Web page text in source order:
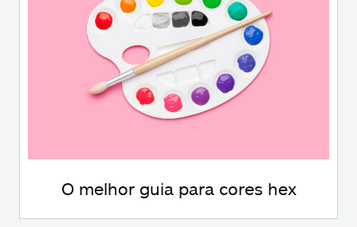
O melhor guia para cores hex